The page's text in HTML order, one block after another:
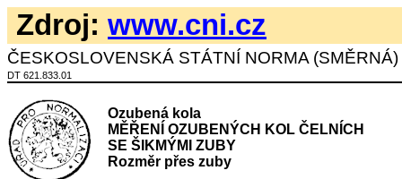
Zdroj: www.cni.cz
ČESKOSLOVENSKÁ STÁTNÍ NORMA (SMĚRNÁ)
DT 621.833.01
Ozubená kola
MĚŘENÍ OZUBENÝCH KOL ČELNÍCH
SE ŠIKMÝMI ZUBY
Rozměr přes zuby